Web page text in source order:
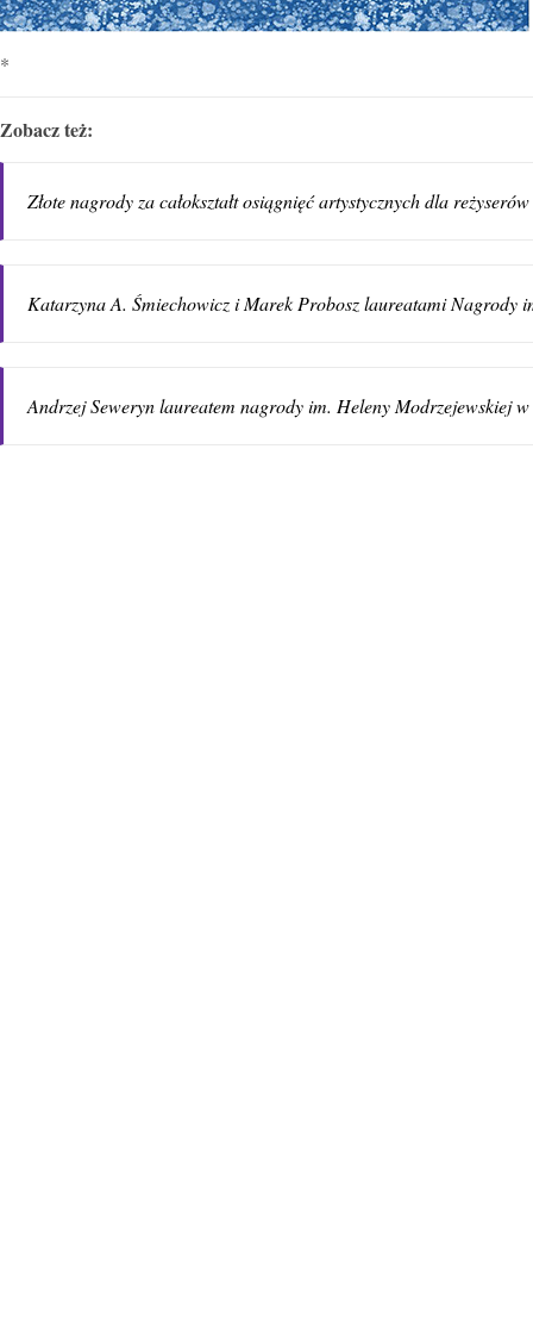
*
Zobacz też:
Złote nagrody za całokształt osiągnięć artystycznych dla
Katarzyna A. Śmiechowicz i Marek Probosz laureatami Nagrody
Andrzej Seweryn laureatem nagrody im. Heleny Modrzejewskiej w